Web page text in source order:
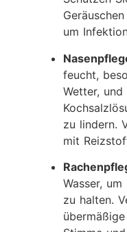
um
feucht,
Wetter,
zu lindern.
mit
Wasser,
zu halten.